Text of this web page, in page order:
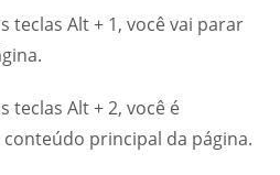
teclas Alt + 1, você vai parar
teclas Alt + 2, você é
principal da página.